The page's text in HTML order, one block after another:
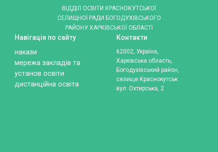
ВІДДІЛ ОСВІТИ КРАСНОКУТСЬКОЇ
СЕЛИЩНОЇ РАДИ БОГОДУХІВСЬКОГО
РАЙОНУ ХАРКІВСЬКОЇ ОБЛАСТІ
Навігація по сайту
накази
мережа закладів та
установ освіти
дистанційна освіта
Контакти
62002, Україна,
Харківська область,
Богодухівський район,
селище Краснокутськ
вул. Охтирська, 2